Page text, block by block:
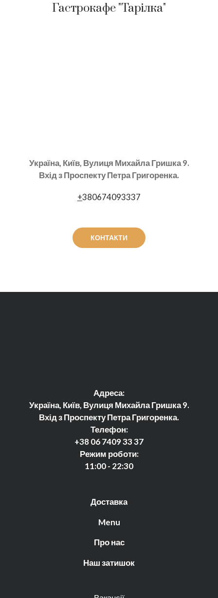
Гастрокафе "Тарілка"
Україна, Київ, Вулиця Михайла Гришка 9.
Вхід з Проспекту Петра Григоренка.
+380674093337
КОНТАКТИ
Адреса:
Україна, Київ, Вулиця Михайла Гришка 9.
Вхід з Проспекту Петра Григоренка.
Телефон:
+38 06 7409 33 37
Режим роботи:
11:00 - 22:30
Доставка
Menu
Про нас
Наш затишок